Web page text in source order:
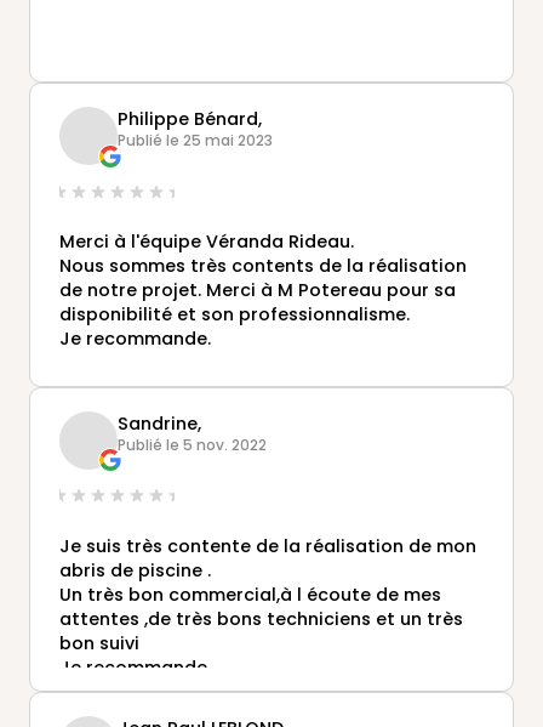
Philippe Bénard,
Publié le 25 mai 2023
Merci à l'équipe Véranda Rideau.
Nous sommes très contents de la réalisation
de notre projet. Merci à M Potereau pour sa
disponibilité et son professionnalisme.
Je recommande.
Sandrine,
Publié le 5 nov. 2022
Je suis très contente de la réalisation de mon
abris de piscine .
Un très bon commercial,à l écoute de mes
attentes ,de très bons techniciens et un très
bon suivi
Je recommande